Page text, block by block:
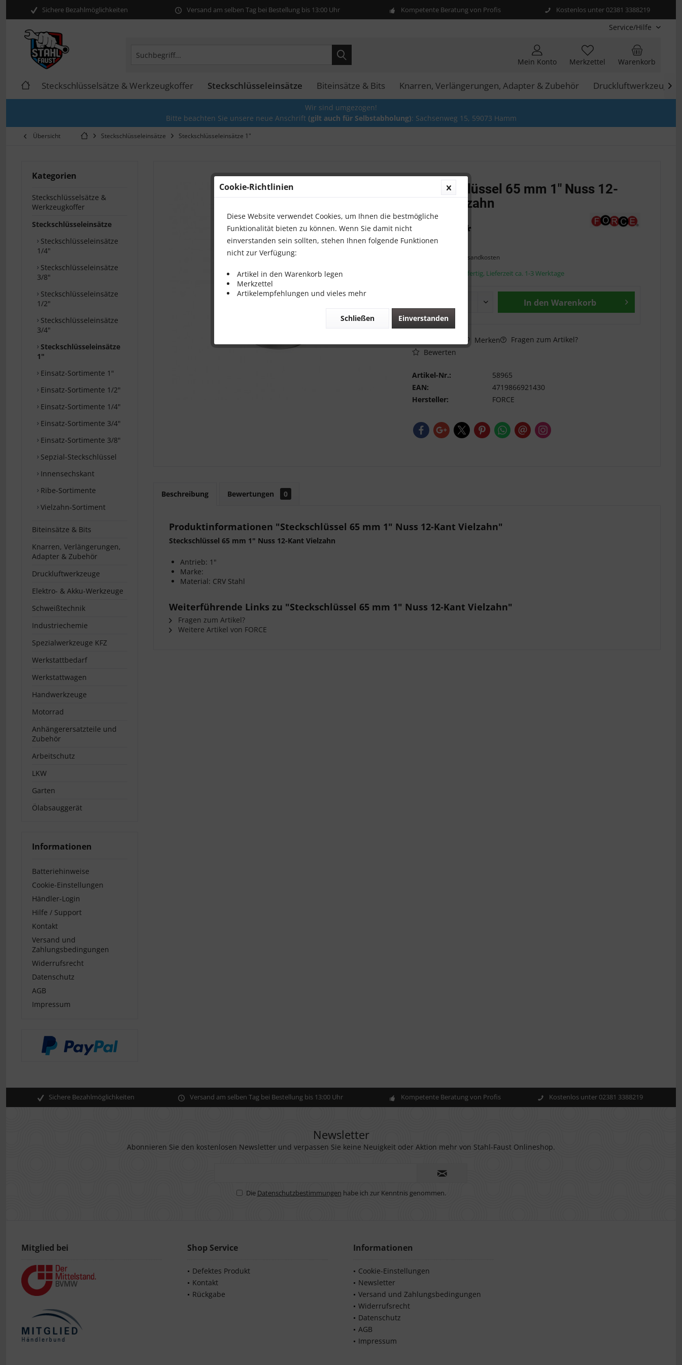
Sichere Bezahlmöglichkeiten Versand am selben Tag bei Bestellung bis 13:00 Uhr Kompetente Beratung von Profis Kostenlos unter 02381 3388219
Service/Hilfe
Warenkorb
Merkzettel
Mein Konto
Steckschlüsselsätze & Werkzeugkoffer Steckschlüsseleinsätze Biteinsätze & Bits Knarren, Verlängerungen, Adapter & Zubehör Druckluftwerkzeuge

Wir sind umgezogen!
Bitte beachten Sie unsere neue Anschrift (gilt auch für Selbstabholung): Sachsenweg 15, 59073 Hamm
Übersicht Steckschlüsseleinsätze Steckschlüsseleinsätze 1"
Kategorien
Steckschlüsselsätze &
Werkzeugkoffer
Steckschlüsseleinsätze
Steckschlüsseleinsätze
1/4"
Steckschlüsseleinsätze
3/8"
Steckschlüsseleinsätze
1/2"
Steckschlüsseleinsätze
3/4"
Steckschlüsseleinsätze
1"
Einsatz-Sortimente 1"
Einsatz-Sortimente 1/2"
Einsatz-Sortimente 1/4"
Einsatz-Sortimente 3/4"
Einsatz-Sortimente 3/8"
Sepzial-Steckschlüssel
Innensechskant
Ribe-Sortimente
Vielzahn-Sortiment
Biteinsätze & Bits
Knarren, Verlängerungen,
Adapter & Zubehör
Druckluftwerkzeuge
Elektro- & Akku-Werkzeuge
Schweißtechnik
Industriechemie
Spezialwerkzeuge KFZ
Werkstattbedarf
Werkstattwagen
Handwerkzeuge
Motorrad
Anhängerersatzteile und
Zubehör
Arbeitschutz
LKW
Garten
Ölabsauggerät
Informationen
Batteriehinweise
Cookie-Einstellungen
Händler-Login
Hilfe / Support
Kontakt
Versand und
Zahlungsbedingungen
Widerrufsrecht
Datenschutz
AGB
Impressum
Steckschlüssel 65 mm 1" Nuss 12-
Kant Vielzahn
45,00 € *
Inhalt:2 Stück
zzgl. Versandkosten
Sofort versandfertig, Lieferzeit ca. 1-3 Werktage
In den Warenkorb
Merken
Fragen zum Artikel?
Bewerten
Artikel-Nr.:
58965
EAN:
4719866921430
Hersteller:
FORCE
Beschreibung Bewertungen 0
Produktinformationen "Steckschlüssel 65 mm 1" Nuss 12-Kant Vielzahn"
Steckschlüssel 65 mm 1" Nuss 12-Kant Vielzahn
Antrieb: 1"
Marke:
Material: CRV Stahl
Weiterführende Links zu "Steckschlüssel 65 mm 1" Nuss 12-Kant Vielzahn"
Fragen zum Artikel?
Weitere Artikel von FORCE
Sichere Bezahlmöglichkeiten Versand am selben Tag bei Bestellung bis 13:00 Uhr Kompetente Beratung von Profis Kostenlos unter 02381 3388219
Newsletter
Abonnieren Sie den kostenlosen Newsletter und verpassen Sie keine Neuigkeit oder Aktion mehr von Stahl-Faust Onlineshop.
Die Datenschutzbestimmungen habe ich zur Kenntnis genommen.
Mitglied bei Shop Service
Defektes Produkt
Kontakt
Rückgabe
Informationen
Cookie-Einstellungen
Newsletter
Versand und Zahlungsbedingungen
Widerrufsrecht
Datenschutz
AGB
Impressum
Cookie-Richtlinien
Diese Website verwendet Cookies, um Ihnen die bestmögliche
Funktionalität bieten zu können. Wenn Sie damit nicht
einverstanden sein sollten, stehen Ihnen folgende Funktionen
nicht zur Verfügung:
Artikel in den Warenkorb legen
Merkzettel
Artikelempfehlungen und vieles mehr
Einverstanden
Schließen